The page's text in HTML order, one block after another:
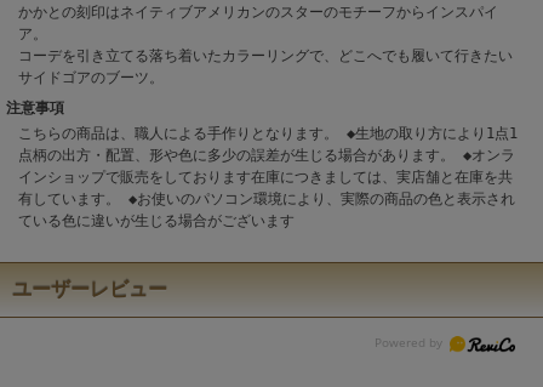
かかとの刻印はネイティブアメリカンのスターのモチーフからインスパイ
ア。
コーデを引き立てる落ち着いたカラーリングで、どこへでも履いて行きたい
サイドゴアのブーツ。
注意事項
こちらの商品は、職人による手作りとなります。 ◆生地の取り方により1点1
点柄の出方・配置、形や色に多少の誤差が生じる場合があります。 ◆オンラ
インショップで販売をしております在庫につきましては、実店舗と在庫を共
有しています。 ◆お使いのパソコン環境により、実際の商品の色と表示され
ている色に違いが生じる場合がございます
ユーザーレビュー